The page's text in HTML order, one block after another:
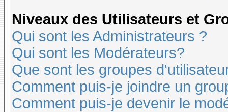
Niveaux des Utilisateurs et
Qui sont les Administrateurs ?
Qui sont les Modérateurs?
Que sont les groupes
Comment puis-je joindre un
Comment puis-je devenir le